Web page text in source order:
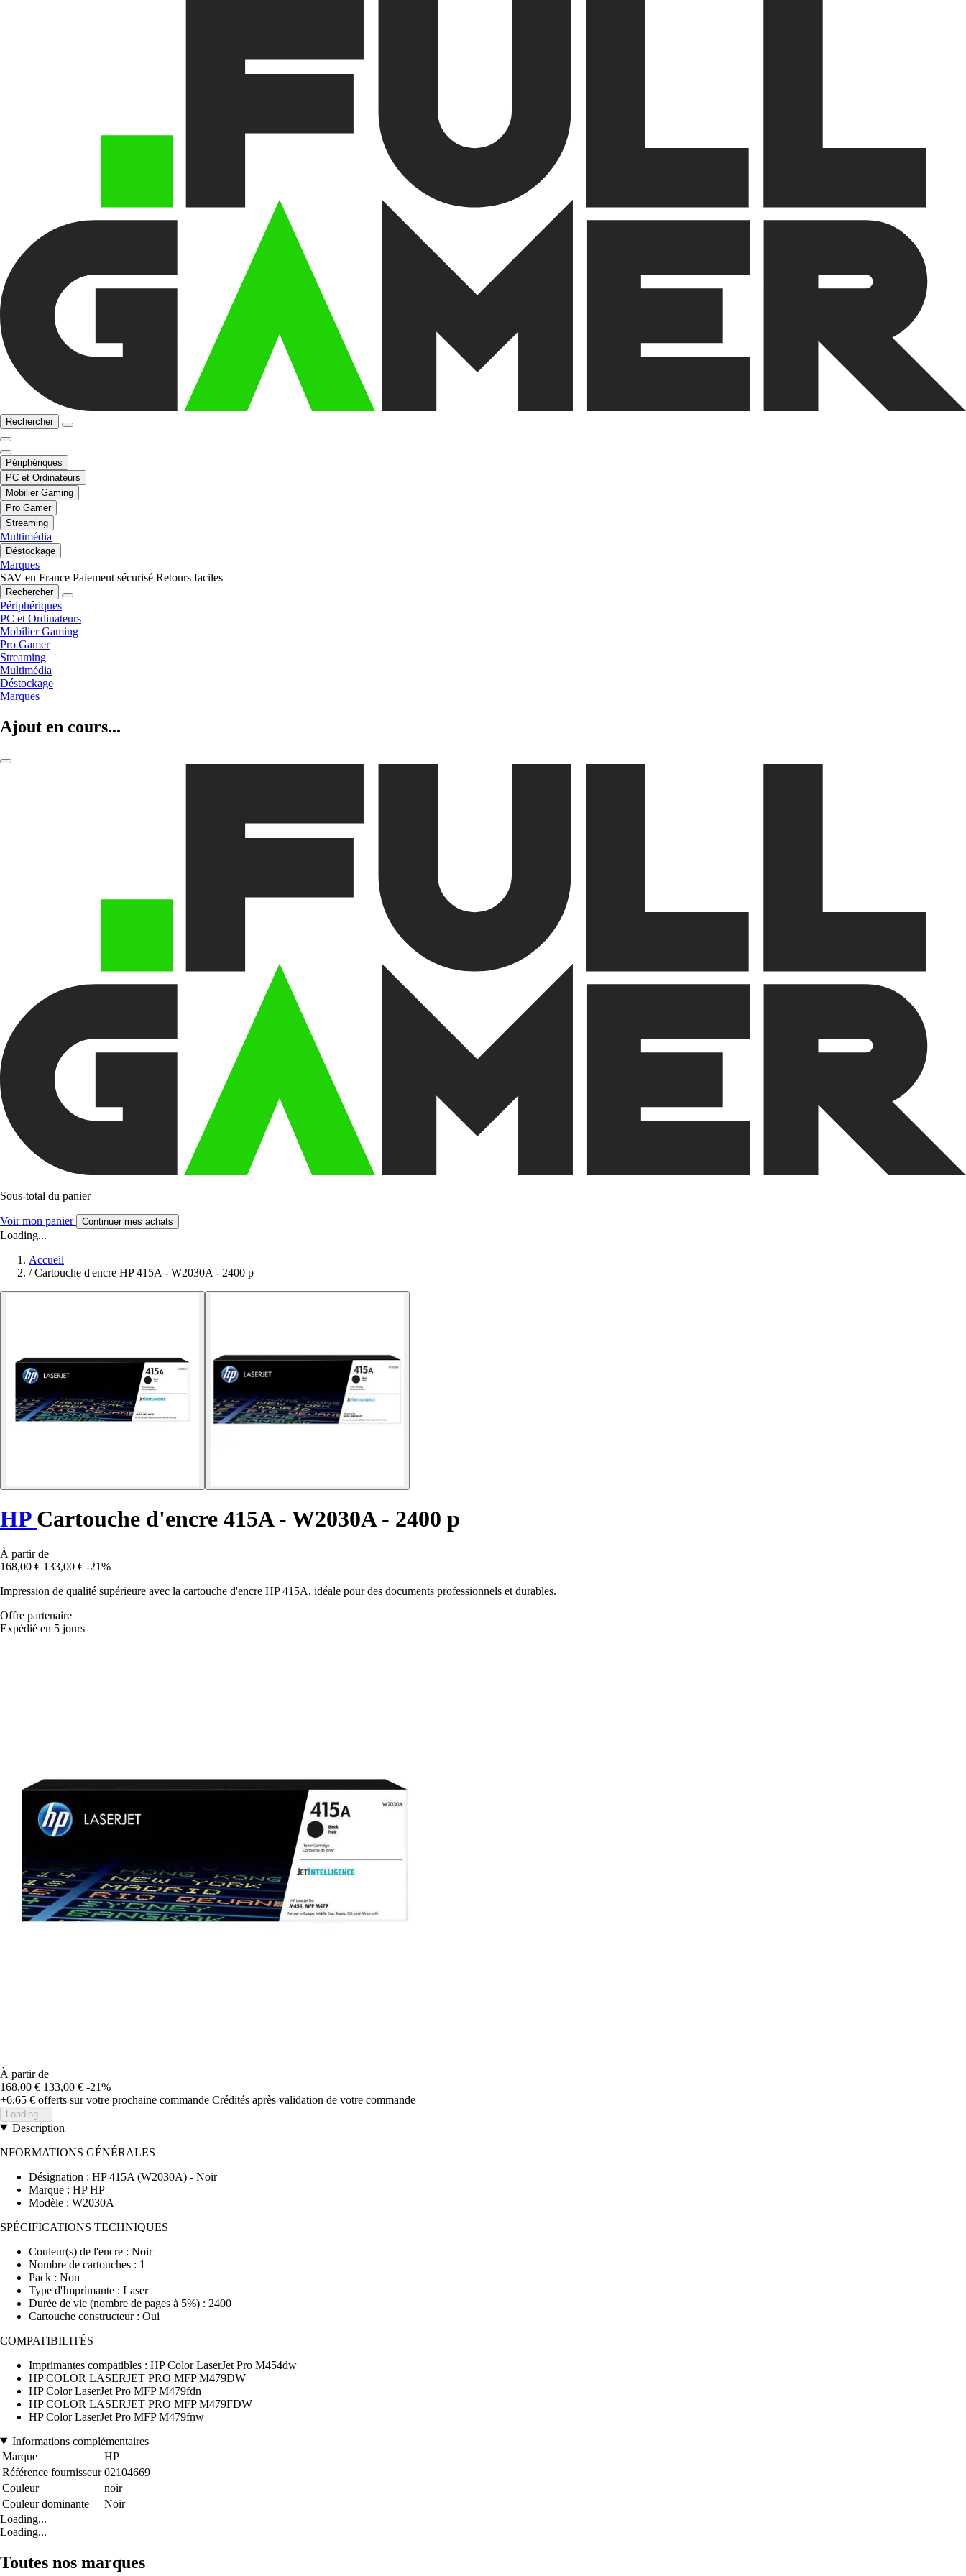
Rechercher
Périphériques
PC et Ordinateurs
Mobilier Gaming
Pro Gamer
Streaming
Multimédia
Déstockage
Marques
SAV en France Paiement sécurisé Retours faciles
Rechercher
Périphériques
PC et Ordinateurs
Mobilier Gaming
Pro Gamer
Streaming
Multimédia
Déstockage
Marques
Ajout en cours...
Sous-total du panier
Voir mon panier Continuer mes achats
Loading...
Accueil
/ Cartouche d'encre HP 415A - W2030A - 2400 p
HP Cartouche d'encre 415A - W2030A - 2400 p
À partir de
168,00 € 133,00 € -21%
Impression de qualité supérieure avec la cartouche d'encre HP 415A, idéale pour des documents professionnels et durables.
Offre partenaire
Expédié en 5 jours
À partir de
168,00 € 133,00 € -21%
+6,65 € offerts sur votre prochaine commande Crédités après validation de votre commande
Loading...
Description
NFORMATIONS GÉNÉRALES
Désignation : HP 415A (W2030A) - Noir
Marque : HP HP
Modèle : W2030A
SPÉCIFICATIONS TECHNIQUES
Couleur(s) de l'encre : Noir
Nombre de cartouches : 1
Pack : Non
Type d'Imprimante : Laser
Durée de vie (nombre de pages à 5%) : 2400
Cartouche constructeur : Oui
COMPATIBILITÉS
Imprimantes compatibles : HP Color LaserJet Pro M454dw
HP COLOR LASERJET PRO MFP M479DW
HP Color LaserJet Pro MFP M479fdn
HP COLOR LASERJET PRO MFP M479FDW
HP Color LaserJet Pro MFP M479fnw
Informations complémentaires
Marque
HP
Référence fournisseur 02104669
Couleur
noir
Couleur dominante
Noir
Loading...
Loading...
Toutes nos marques